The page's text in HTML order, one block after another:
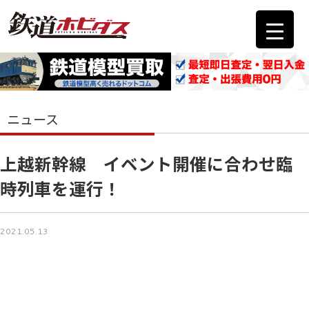
ニュース
上越新幹線 イベント開催に合わせ臨
時列車を運行！
2021.05.13